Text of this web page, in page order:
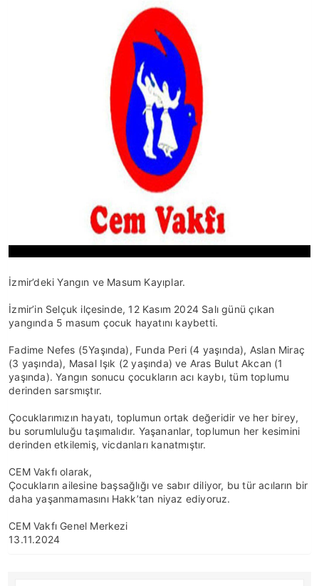
İzmir’deki Yangın ve Masum Kayıplar.
İzmir’in Selçuk ilçesinde, 12 Kasım 2024 Salı günü çıkan
yangında 5 masum çocuk hayatını kaybetti.
Fadime Nefes (5Yaşında), Funda Peri (4 yaşında), Aslan Miraç
(3 yaşında), Masal Işık (2 yaşında) ve Aras Bulut Akcan (1
yaşında). Yangın sonucu çocukların acı kaybı, tüm toplumu
derinden sarsmıştır.
Çocuklarımızın hayatı, toplumun ortak değeridir ve her birey,
bu sorumluluğu taşımalıdır. Yaşananlar, toplumun her kesimini
derinden etkilemiş, vicdanları kanatmıştır.
CEM Vakfı olarak,
Çocukların ailesine başsağlığı ve sabır diliyor, bu tür acıların bir
daha yaşanmamasını Hakk’tan niyaz ediyoruz.
CEM Vakfı Genel Merkezi
13.11.2024